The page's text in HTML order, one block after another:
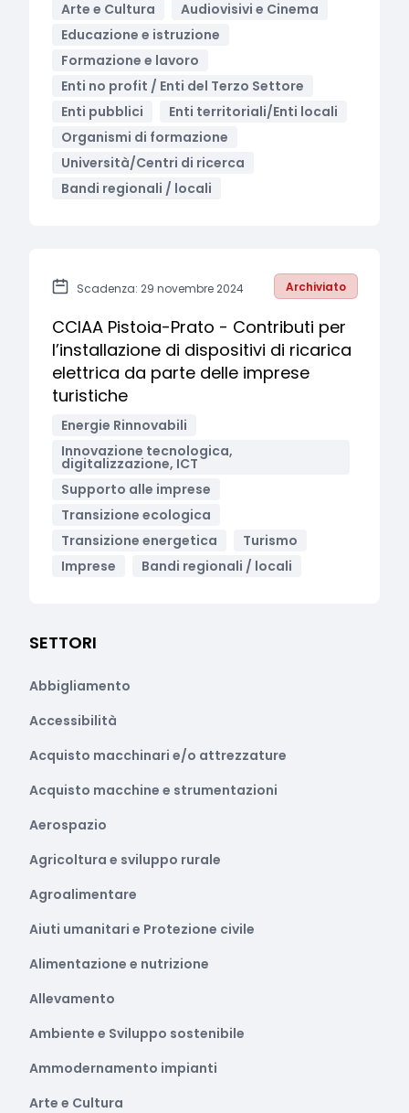
Arte e Cultura
Audiovisivi e Cinema
Educazione e istruzione
Formazione e lavoro
Enti no profit / Enti del Terzo Settore
Enti pubblici
Enti territoriali/Enti locali
Organismi di formazione
Università/Centri di ricerca
Bandi regionali / locali
Scadenza: 29 novembre 2024 Archiviato
CCIAA Pistoia-Prato - Contributi per
l’installazione di dispositivi di ricarica
elettrica da parte delle imprese
turistiche
Energie Rinnovabili
Innovazione tecnologica,
digitalizzazione, ICT
Supporto alle imprese
Transizione ecologica
Transizione energetica
Turismo
Imprese
Bandi regionali / locali
SETTORI
Abbigliamento
Accessibilità
Acquisto macchinari e/o attrezzature
Acquisto macchine e strumentazioni
Aerospazio
Agricoltura e sviluppo rurale
Agroalimentare
Aiuti umanitari e Protezione civile
Alimentazione e nutrizione
Allevamento
Ambiente e Sviluppo sostenibile
Ammodernamento impianti
Arte e Cultura